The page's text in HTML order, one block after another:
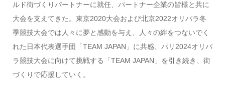
ルド街づくりパートナーに就任、パートナー企業の皆様と共に
大会を支えてきた。東京2020大会および北京2022オリパラ冬
季競技大会では人々に夢と感動を与え、人々の絆をつないでく
れた日本代表選手団「TEAM JAPAN」に共感、パリ2024オリパ
ラ競技大会に向けて挑戦する「TEAM JAPAN」を引き続き、街
づくりで応援していく。